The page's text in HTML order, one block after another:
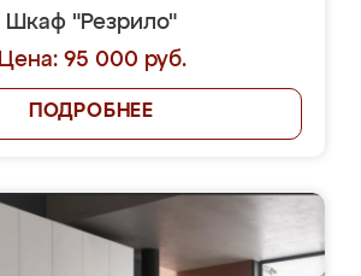
Шкаф "Резрило"
Цена: 95 000 руб.
ПОДРОБНЕЕ